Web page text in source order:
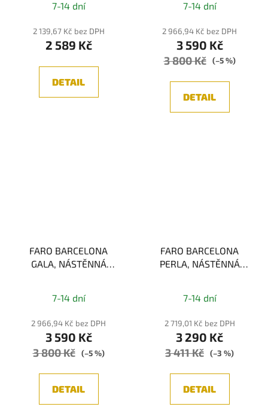
7-14 dní
2 139,67 Kč bez DPH
2 589 Kč
DETAIL
7-14 dní
2 966,94 Kč bez DPH
3 590 Kč
3 800 Kč (–5 %)
DETAIL
FARO BARCELONA
GALA, NÁSTĚNNÁ
7-14 dní
2 966,94 Kč bez DPH
3 590 Kč
3 800 Kč (–5 %)
DETAIL
FARO BARCELONA
PERLA, NÁSTĚNNÁ
7-14 dní
2 719,01 Kč bez DPH
3 290 Kč
3 411 Kč (–3 %)
DETAIL